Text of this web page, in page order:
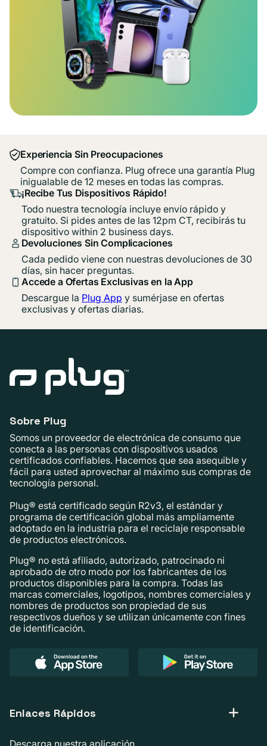
Experiencia Sin Preocupaciones
Compre con confianza. Plug ofrece una garantía Plug
inigualable de 12 meses en todas las compras.
¡Recibe Tus Dispositivos Rápido!
Todo nuestra tecnología incluye envío rápido y
gratuito. Si pides antes de las 12pm CT, recibirás tu
dispositivo within 2 business days.
Devoluciones Sin Complicaciones
Cada pedido viene con nuestras devoluciones de 30
días, sin hacer preguntas.
Accede a Ofertas Exclusivas en la App
Descargue la Plug App y sumérjase en ofertas
exclusivas y ofertas diarias.
Sobre Plug
Somos un proveedor de electrónica de consumo que
conecta a las personas con dispositivos usados ​​
certificados confiables. Hacemos que sea asequible y
fácil para usted aprovechar al máximo sus compras de
tecnología personal.
Plug® está certificado según R2v3, el estándar y
programa de certificación global más ampliamente
adoptado en la industria para el reciclaje responsable
de productos electrónicos.
Plug® no está afiliado, autorizado, patrocinado ni
aprobado de otro modo por los fabricantes de los
productos disponibles para la compra. Todas las
marcas comerciales, logotipos, nombres comerciales y
nombres de productos son propiedad de sus
respectivos dueños y se utilizan únicamente con fines
de identificación.
Enlaces Rápidos
Descarga nuestra aplicación